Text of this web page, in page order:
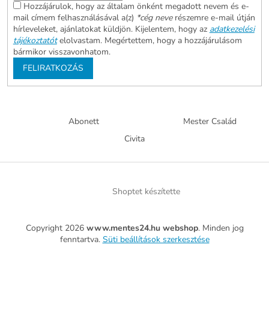
Hozzájárulok, hogy az általam önként megadott nevem és e-
mail címem felhasználásával a(z) *cég neverészemre e-mail útján
hírleveleket, ajánlatokat küldjön. Kijelentem, hogy az adatkezelési
tájékoztatót elolvastam. Megértettem, hogy a hozzájárulásom
bármikor visszavonhatom.
FELIRATKOZÁS
Abonett
Mester Család
Civita
Shoptet készítette
Copyright 2026 www.mentes24.hu webshop. Minden jog
fenntartva. Süti beállítások szerkesztése